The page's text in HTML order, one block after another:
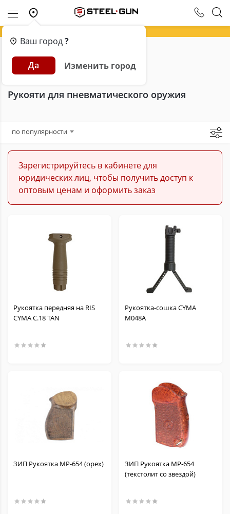
Ваш город?
Да Изменить город
Главная Каталог
Запчасти для пневматики
Рукояти для пневматического оружия
по популярности
Зарегистрируйтесь в кабинете для
юридических лиц, чтобы получить доступ к
оптовым ценам и оформить заказ
Рукоятка передняя на RIS
CYMA C.18 TAN
Рукоятка-сошка CYMA
M048A
ЗИП Рукоятка МР-654 (орех)
ЗИП Рукоятка МР-654
(текстолит со звездой)